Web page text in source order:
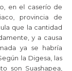
en el caserío de
provincia de
que la cantidad
y a causa
ya se habría
la Digesa, las
son Suashapea,